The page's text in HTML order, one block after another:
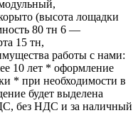
(высота лощадки
80 тн 6 —
15 тн,
работы с нами:
10 лет * оформление
* при необходимости в
будет выделена
без НДС и за наличный